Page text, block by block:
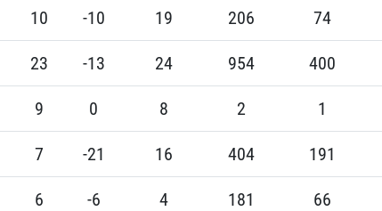
10 -10 19 206 74
23 -13 24 954 400
9 0 8 2 1
7 -21 16 404 191
6 -6 4 181 66